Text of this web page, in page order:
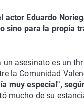
actor Eduardo
sino para la propia
un asesinato es un
la Comunidad
muy especial",
mucho de su